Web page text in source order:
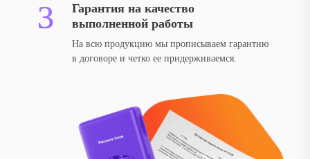
Гарантия на качество
выполненной работы
На всю продукцию мы прописываем гарантию
в договоре и четко ее придерживаемся.